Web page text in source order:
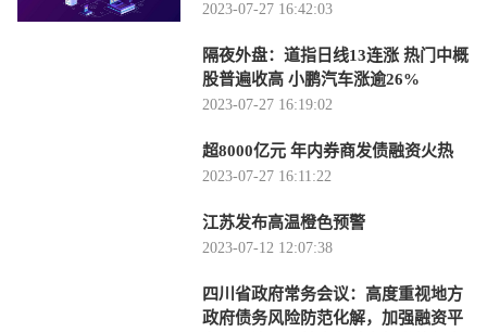
2023-07-27 16:42:03
隔夜外盘：道指日线13连涨 热门中概
股普遍收高 小鹏汽车涨逾26%
2023-07-27 16:19:02
超8000亿元 年内券商发债融资火热
2023-07-27 16:11:22
江苏发布高温橙色预警
2023-07-12 12:07:38
四川省政府常务会议：高度重视地方
政府债务风险防范化解，加强融资平